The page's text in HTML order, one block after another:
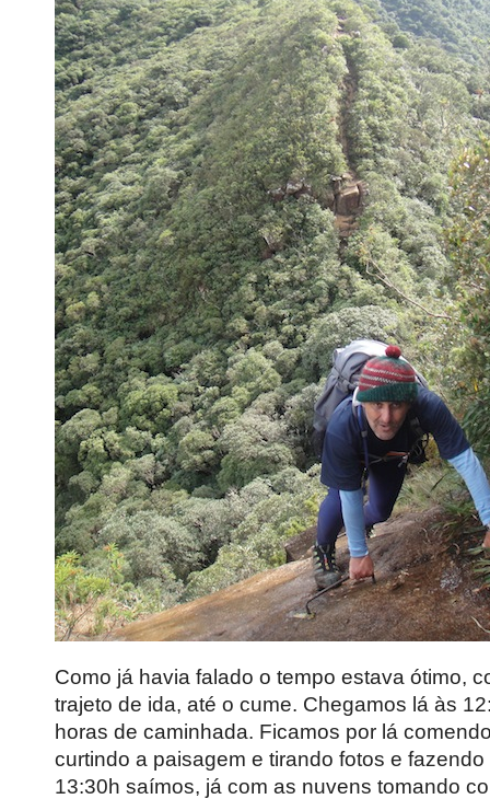
Como já havia falado o tempo estava ótimo,
trajeto de ida, até o cume. Chegamos lá às
horas de caminhada. Ficamos por lá
curtindo a paisagem e tirando fotos e
13:30h saímos, já com as nuvens tomando